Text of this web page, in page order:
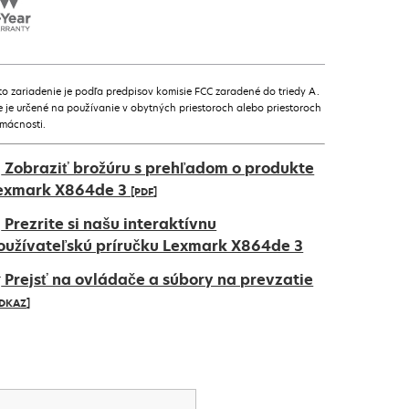
zariadenie je podľa predpisov komisie FCC zaradené do triedy A.
je určené na používanie v obytných priestoroch alebo priestoroch
Zobraziť brožúru s prehľadom o produkte
X864de 3 [PDF]
Prezrite si našu interaktívnu
príručku Lexmark X864de 3
Prejsť na ovládače a súbory na prevzatie